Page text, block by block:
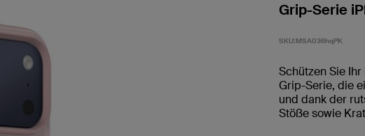
Grip-Serie
SKU:MSA036hqPK
Schützen Sie
Grip-Serie, die
und dank der
Stöße sowie